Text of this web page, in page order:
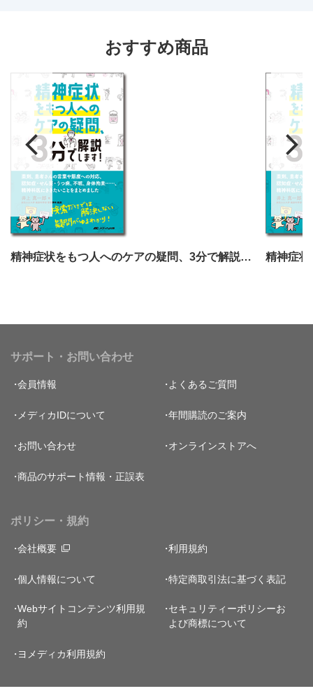
おすすめ商品
精神症状をもつ人へのケアの疑問、3分で解説します！
サポート・お問い合わせ
会員情報 よくあるご質問
メディカIDについて 年間購読のご案内
お問い合わせ オンラインストアへ
商品のサポート情報・正誤表
ポリシー・規約
会社概要 利用規約
個人情報について 特定商取引法に基づく表記
Webサイトコンテンツ利用規
約
セキュリティーポリシーお
よび商標について
ヨメディカ利用規約